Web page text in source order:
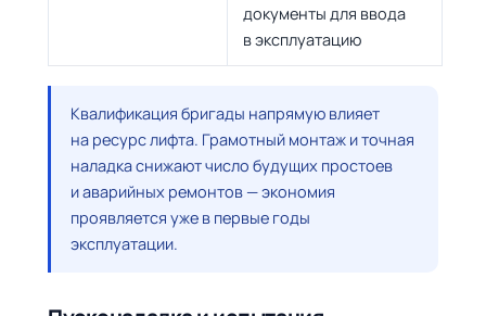
документы для ввода
в эксплуатацию
Квалификация бригады напрямую влияет
на ресурс лифта. Грамотный монтаж и точная
наладка снижают число будущих простоев
и аварийных ремонтов — экономия
проявляется уже в первые годы
эксплуатации.